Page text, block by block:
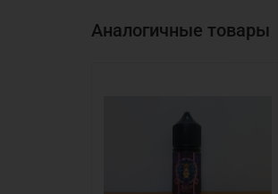
Аналогичные товары